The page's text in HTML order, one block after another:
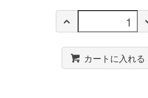
カートに入れる